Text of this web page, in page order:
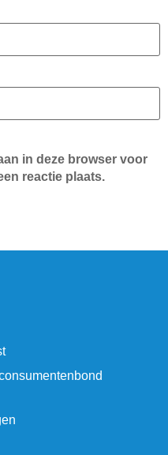
in deze browser voor
reactie plaats.